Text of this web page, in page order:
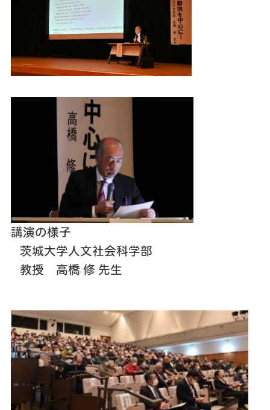
講演の様子
茨城大学人文社会科学部
教授 高橋 修 先生